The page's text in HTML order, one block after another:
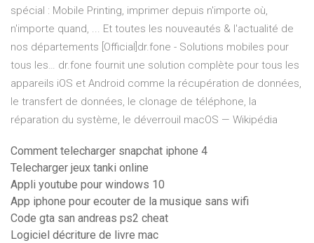
spécial : Mobile Printing, imprimer depuis n'importe où,
n'importe quand, ... Et toutes les nouveautés & l'actualité de
nos départements [Official]dr.fone - Solutions mobiles pour
tous les… dr.fone fournit une solution complète pour tous les
appareils iOS et Android comme la récupération de données,
le transfert de données, le clonage de téléphone, la
réparation du système, le déverrouil macOS — Wikipédia
Comment telecharger snapchat iphone 4
Telecharger jeux tanki online
Appli youtube pour windows 10
App iphone pour ecouter de la musique sans wifi
Code gta san andreas ps2 cheat
Logiciel décriture de livre mac